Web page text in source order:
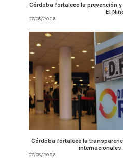
Córdoba fortalece la prevención
El
07/08/2026
Córdoba fortalece la
internacionales
07/08/2026